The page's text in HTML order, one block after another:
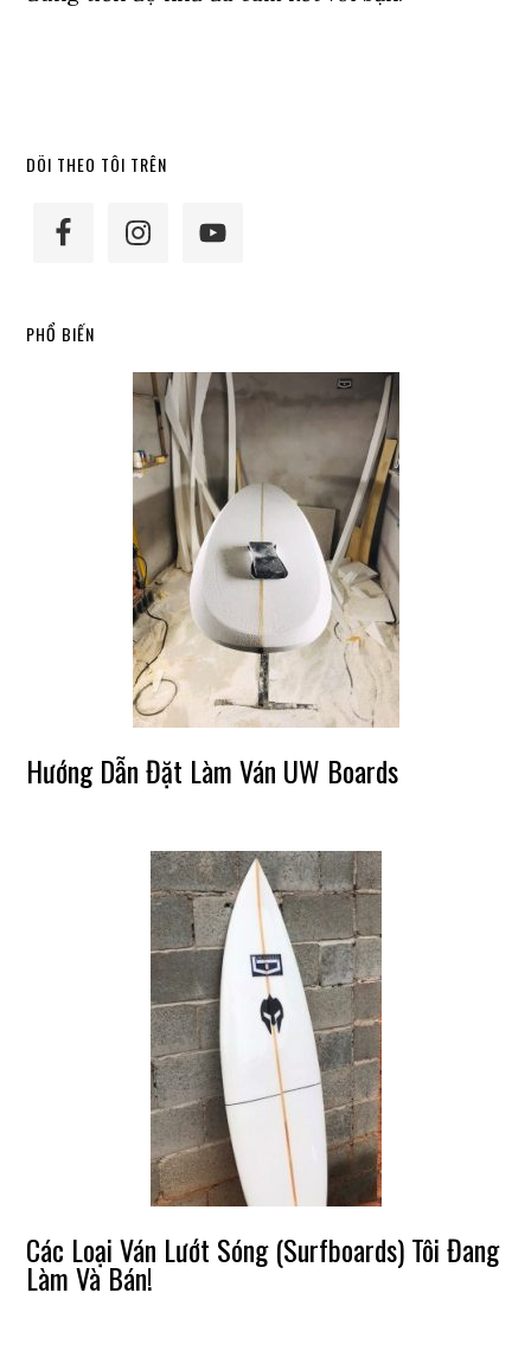
Primary
Sidebar
DÕI THEO TÔI TRÊN
PHỔ BIẾN
Hướng Dẫn Đặt Làm Ván UW Boards
Các Loại Ván Lướt Sóng (Surfboards) Tôi Đang
Làm Và Bán!